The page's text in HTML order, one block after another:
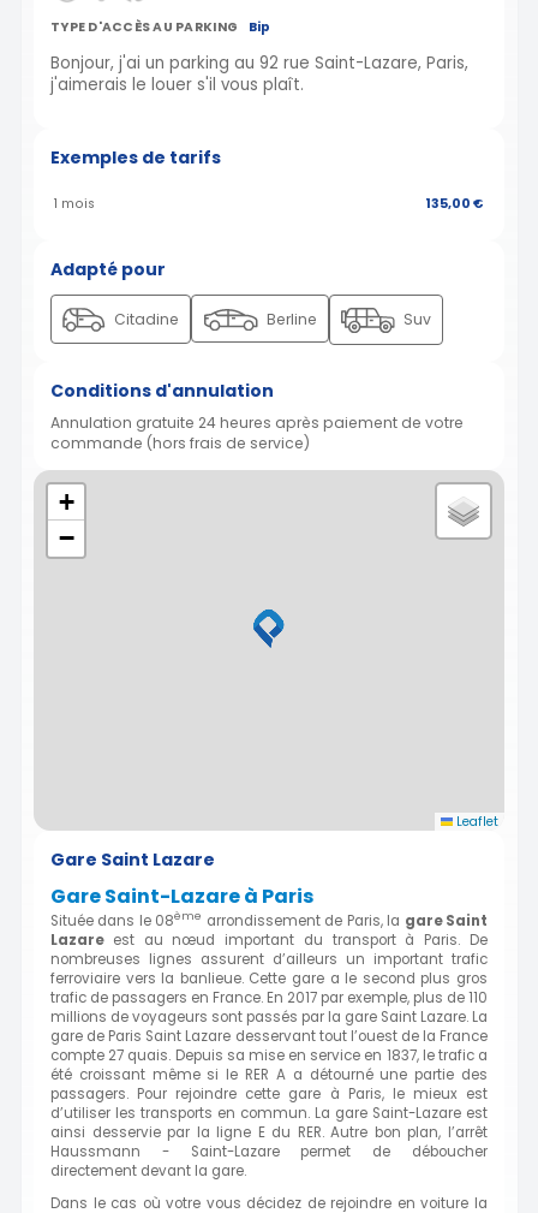
TYPE D'ACCÈS AU PARKING Bip
Bonjour, j'ai un parking au 92 rue Saint-Lazare, Paris,
j'aimerais le louer s'il vous plaît.
Exemples de tarifs
1 mois 135,00 €
Adapté pour
Citadine Berline Suv
Conditions d'annulation
Annulation gratuite 24 heures après paiement de votre
commande (hors frais de service)
+
−
Leaflet
Gare Saint Lazare
Gare Saint-Lazare à Paris
Située dans le 08ème arrondissement de Paris, la gare Saint
Lazare est au nœud important du transport à Paris. De
nombreuses lignes assurent d’ailleurs un important trafic
ferroviaire vers la banlieue. Cette gare a le second plus gros
trafic de passagers en France. En 2017 par exemple, plus de 110
millions de voyageurs sont passés par la gare Saint Lazare. La
gare de Paris Saint Lazare desservant tout l’ouest de la France
compte 27 quais. Depuis sa mise en service en 1837, le trafic a
été croissant même si le RER A a détourné une partie des
passagers. Pour rejoindre cette gare à Paris, le mieux est
d’utiliser les transports en commun. La gare Saint-Lazare est
ainsi desservie par la ligne E du RER. Autre bon plan, l’arrêt
Haussmann - Saint-Lazare permet de déboucher
directement devant la gare.
Dans le cas où votre vous décidez de rejoindre en voiture la